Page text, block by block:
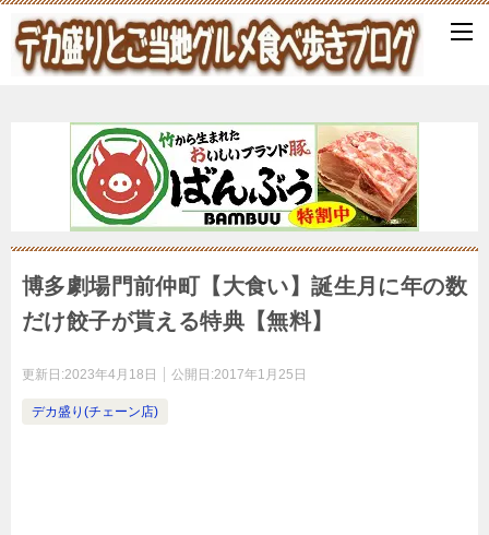
博多劇場門前仲町【大食い】誕生月に年の数
だけ餃子が貰える特典【無料】
更新日:2023年4月18日 公開日:2017年1月25日
デカ盛り(チェーン店)